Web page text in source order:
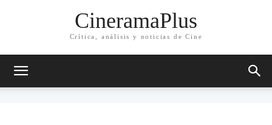
CineramaPlus
Crítica, análisis y noticias de Cine